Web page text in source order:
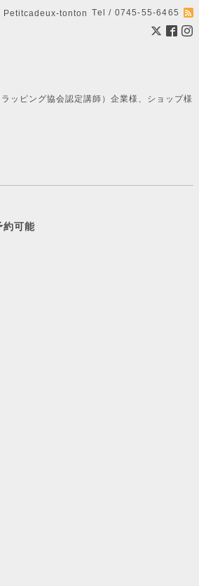
Petitcadeux-tonton Tel / 0745-55-6465
ッピング協会認定講師）企業様、ショップ様
約可能